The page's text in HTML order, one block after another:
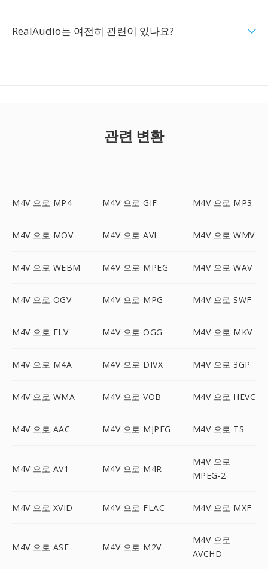
RealAudio는 여전히 관련이 있나요?
관련 변환
M4V 으로 MP4 M4V 으로 GIF M4V 으로 MP3
M4V 으로 MOV M4V 으로 AVI M4V 으로 WMV
M4V 으로 WEBM M4V 으로 MPEG M4V 으로 WAV
M4V 으로 OGV M4V 으로 MPG M4V 으로 SWF
M4V 으로 FLV M4V 으로 OGG M4V 으로 MKV
M4V 으로 M4A M4V 으로 DIVX M4V 으로 3GP
M4V 으로 WMA M4V 으로 VOB M4V 으로 HEVC
M4V 으로 AAC M4V 으로 MJPEG M4V 으로 TS
M4V 으로 AV1 M4V 으로 M4R
M4V 으로
MPEG-2
M4V 으로 XVID M4V 으로 FLAC M4V 으로 MXF
M4V 으로 ASF M4V 으로 M2V
M4V 으로
AVCHD